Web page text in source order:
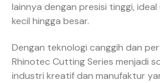
lainnya dengan presisi tinggi,
kecil hingga besar.
Dengan teknologi canggih dan
Rhinotec Cutting Series menjadi
industri kreatif dan manufaktur